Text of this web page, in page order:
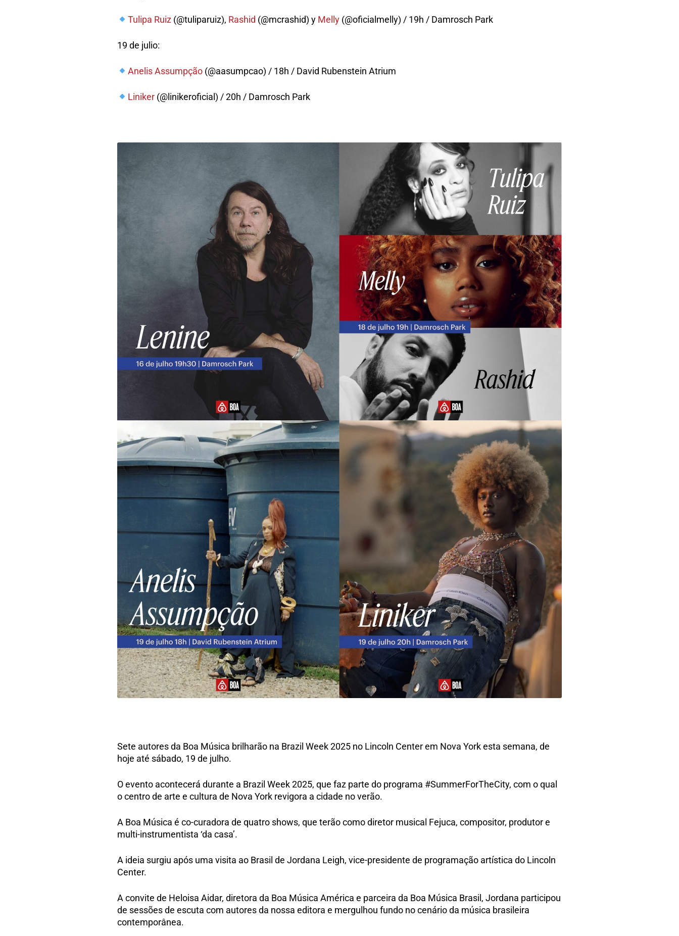
Tulipa Ruiz(@tuliparuiz), Rashid (@mcrashid) y Melly(@oficialmelly) / 19h / Damrosch Park
19 de julio:
Anelis Assumpção(@aasumpcao) / 18h / David Rubenstein Atrium
Liniker(@linikeroficial) / 20h / Damrosch Park
Sete autores da Boa Música brilharão na Brazil Week 2025 no Lincoln Center em Nova York esta semana, de
hoje até sábado, 19 de julho.
O evento acontecerá durante a Brazil Week 2025, que faz parte do programa #SummerForTheCity, com o qual
o centro de arte e cultura de Nova York revigora a cidade no verão.
A Boa Música é co-curadora de quatro shows, que terão como diretor musical Fejuca, compositor, produtor e
multi-instrumentista ‘da casa’.
A ideia surgiu após uma visita ao Brasil de Jordana Leigh, vice-presidente de programação artística do Lincoln
Center.
A convite de Heloisa Aidar, diretora da Boa Música América e parceira da Boa Música Brasil, Jordana participou
de sessões de escuta com autores da nossa editora e mergulhou fundo no cenário da música brasileira
contemporânea.